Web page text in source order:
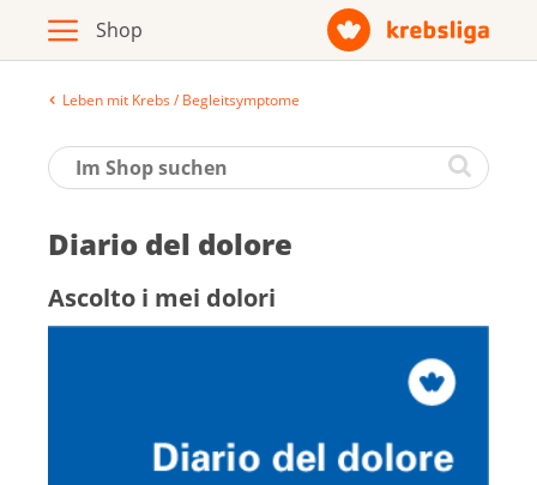
Archiv
Broschüren / Infomaterial
Produkte
Deutsch
Leben mit Krebs / Begleitsymptome
Diario del dolore
Ascolto i mei dolori